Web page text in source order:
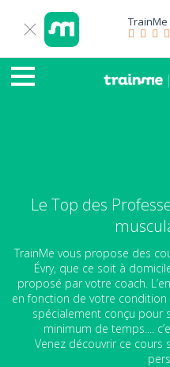
Le Top des
TrainMe vous propose des
Évry, que ce soit à
proposé par votre coach.
en fonction de votre
spécialement conçu pour
minimum de temps....
Venez découvrir ce cours